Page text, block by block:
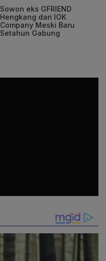
Sowon eks GFRIEND
Hengkang dari IOK
Company Meski Baru
Setahun Gabung